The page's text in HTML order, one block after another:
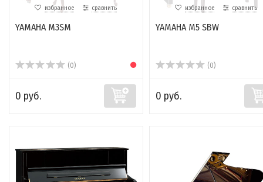
избранное сравнить
YAMAHA M3SM
(0)
0 руб.
избранное сравнить
YAMAHA M5 SBW
(0)
0 руб.